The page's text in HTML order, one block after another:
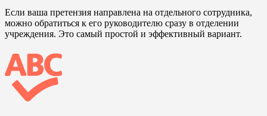
Если ваша претензия направлена на отдельного сотрудника,
можно обратиться к его руководителю сразу в отделении
учреждения. Это самый простой и эффективный вариант.